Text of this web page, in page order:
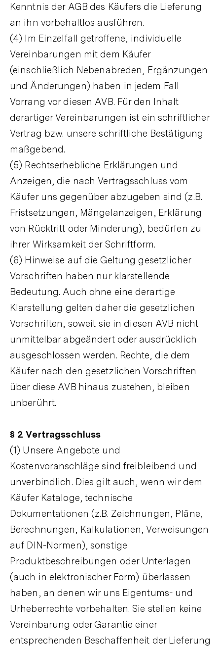
Kenntnis der AGB des Käufers die Lieferung
an ihn vorbehaltlos ausführen.
(4) Im Einzelfall getroffene, individuelle
Vereinbarungen mit dem Käufer
(einschließlich Nebenabreden, Ergänzungen
und Änderungen) haben in jedem Fall
Vorrang vor diesen AVB. Für den Inhalt
derartiger Vereinbarungen ist ein schriftlicher
Vertrag bzw. unsere schriftliche Bestätigung
maßgebend.
(5) Rechtserhebliche Erklärungen und
Anzeigen, die nach Vertragsschluss vom
Käufer uns gegenüber abzugeben sind (z.B.
Fristsetzungen, Mängelanzeigen, Erklärung
von Rücktritt oder Minderung), bedürfen zu
ihrer Wirksamkeit der Schriftform.
(6) Hinweise auf die Geltung gesetzlicher
Vorschriften haben nur klarstellende
Bedeutung. Auch ohne eine derartige
Klarstellung gelten daher die gesetzlichen
Vorschriften, soweit sie in diesen AVB nicht
unmittelbar abgeändert oder ausdrücklich
ausgeschlossen werden. Rechte, die dem
Käufer nach den gesetzlichen Vorschriften
über diese AVB hinaus zustehen, bleiben
unberührt.
§ 2 Vertragsschluss
(1) Unsere Angebote und
Kostenvoranschläge sind freibleibend und
unverbindlich. Dies gilt auch, wenn wir dem
Käufer Kataloge, technische
Dokumentationen (z.B. Zeichnungen, Pläne,
Berechnungen, Kalkulationen, Verweisungen
auf DIN-Normen), sonstige
Produktbeschreibungen oder Unterlagen
(auch in elektronischer Form) überlassen
haben, an denen wir uns Eigentums- und
Urheberrechte vorbehalten. Sie stellen keine
Vereinbarung oder Garantie einer
entsprechenden Beschaffenheit der Lieferung